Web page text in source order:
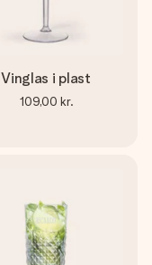
Vinglas i plast
109,00 kr.